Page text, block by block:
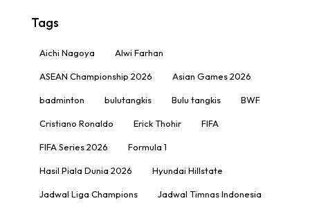
Tags
Aichi Nagoya Alwi Farhan
ASEAN Championship 2026 Asian Games 2026
badminton bulutangkis Bulu tangkis BWF
Cristiano Ronaldo Erick Thohir FIFA
FIFA Series 2026 Formula 1
Hasil Piala Dunia 2026 Hyundai Hillstate
Jadwal Liga Champions Jadwal Timnas Indonesia